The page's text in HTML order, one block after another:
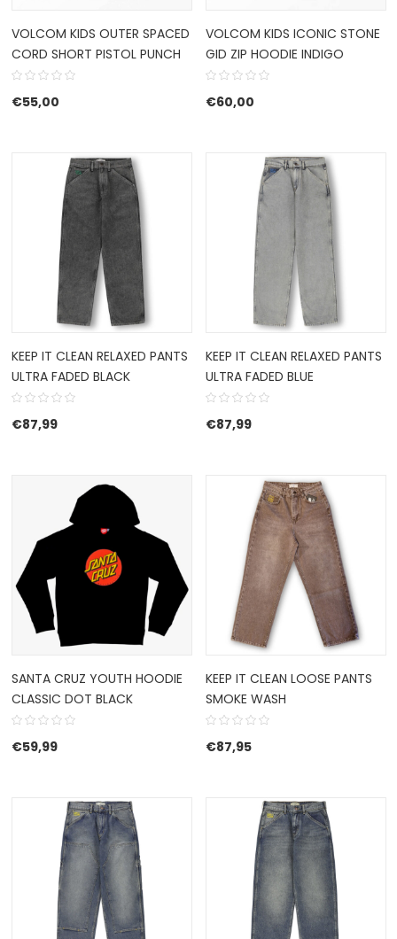
VOLCOM KIDS OUTER SPACED
CORD SHORT PISTOL PUNCH
€55,00
VOLCOM KIDS ICONIC STONE
GID ZIP HOODIE INDIGO
€60,00
KEEP IT CLEAN RELAXED PANTS
ULTRA FADED BLACK
€87,99
KEEP IT CLEAN RELAXED PANTS
ULTRA FADED BLUE
€87,99
SANTA CRUZ YOUTH HOODIE
CLASSIC DOT BLACK
€59,99
KEEP IT CLEAN LOOSE PANTS
SMOKE WASH
€87,95